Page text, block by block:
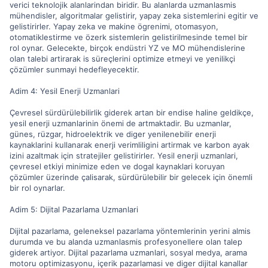
verici teknolojik alanlarindan biridir. Bu alanlarda uzmanlasmis
mühendisler, algoritmalar gelistirir, yapay zeka sistemlerini egitir ve
gelistirirler. Yapay zeka ve makine ögrenimi, otomasyon,
otomatiklestirme ve özerk sistemlerin gelistirilmesinde temel bir
rol oynar. Gelecekte, birçok endüstri YZ ve MO mühendislerine
olan talebi artirarak is süreçlerini optimize etmeyi ve yenilikçi
çözümler sunmayi hedefleyecektir.
Adim 4: Yesil Enerji Uzmanlari
Çevresel sürdürülebilirlik giderek artan bir endise haline geldikçe,
yesil enerji uzmanlarinin önemi de artmaktadir. Bu uzmanlar,
günes, rüzgar, hidroelektrik ve diger yenilenebilir enerji
kaynaklarini kullanarak enerji verimliligini artirmak ve karbon ayak
izini azaltmak için stratejiler gelistirirler. Yesil enerji uzmanlari,
çevresel etkiyi minimize eden ve dogal kaynaklari koruyan
çözümler üzerinde çalisarak, sürdürülebilir bir gelecek için önemli
bir rol oynarlar.
Adim 5: Dijital Pazarlama Uzmanlari
Dijital pazarlama, geleneksel pazarlama yöntemlerinin yerini almis
durumda ve bu alanda uzmanlasmis profesyonellere olan talep
giderek artiyor. Dijital pazarlama uzmanlari, sosyal medya, arama
motoru optimizasyonu, içerik pazarlamasi ve diger dijital kanallar